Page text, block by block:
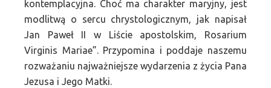
kontemplacyjna. Choć ma charakter maryjny, jest
modlitwą o sercu chrystologicznym, jak napisał
Jan Paweł II w Liście apostolskim, Rosarium
Virginis Mariae”. Przypomina i poddaje naszemu
rozważaniu najważniejsze wydarzenia z życia Pana
Jezusa i Jego Matki.